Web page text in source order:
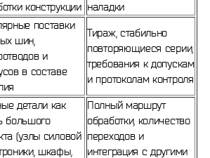
конструкции наладки
поставки
шин,
и
в составе
Тираж, стабильно
повторяющиеся серии,
требования к допускам
и протоколам контроля
детали как
большого
(узлы силовой
шкафы,
Полный маршрут
обработки, количество
переходов и
интеграция с другими